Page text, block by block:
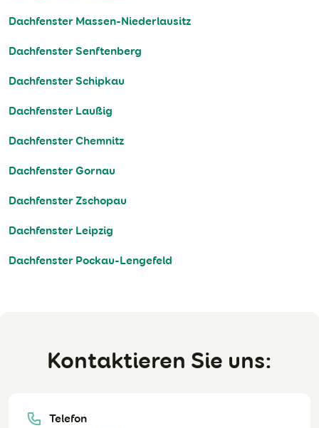
Dachfenster Massen-Niederlausitz
Dachfenster Senftenberg
Dachfenster Schipkau
Dachfenster Laußig
Dachfenster Chemnitz
Dachfenster Gornau
Dachfenster Zschopau
Dachfenster Leipzig
Dachfenster Pockau-Lengefeld
Kontaktieren Sie uns:
Telefon